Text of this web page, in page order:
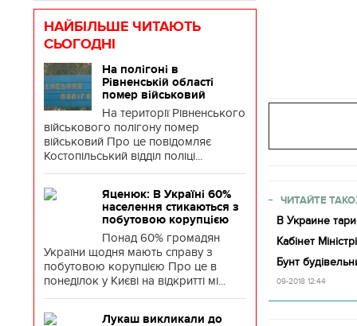
НАЙБІЛЬШЕ ЧИТАЮТЬ
СЬОГОДНІ
На полігоні в
Рівненській області
помер військовий
На території Рівненського
військового полігону помер
військовий Про це повідомляє
Костопільський відділ поліці...
Яценюк: В Україні 60%
населення стикаються з
побутовою корупцією
Понад 60% громадян
України щодня мають справу з
побутовою корупцією Про це в
понеділок у Києві на відкритті мі...
Лукаш викликали до
ЧИТАЙТЕ
В Украине
Кабінет
Бунт
09-2018 12:44